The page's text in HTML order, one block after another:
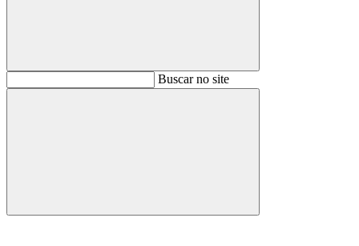
BuscarBuscar no site
Buscar